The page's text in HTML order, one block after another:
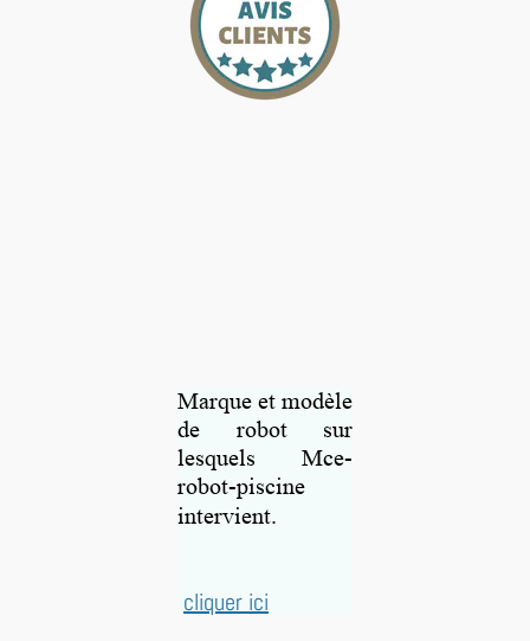
Marque et modèle
de robot sur
lesquels Mce-
robot-piscine
intervient.
cliquer ici